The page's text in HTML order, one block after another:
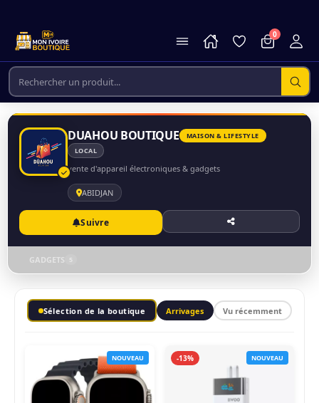
0
DUAHOU BOUTIQUE
MAISON & LIFESTYLE
LOCAL
vente d'appareil électroniques & gadgets
ABIDJAN
Suivre
GADGETS 5
Sélection de la boutique Arrivages Vu récemment
NOUVEAU -13% NOUVEAU